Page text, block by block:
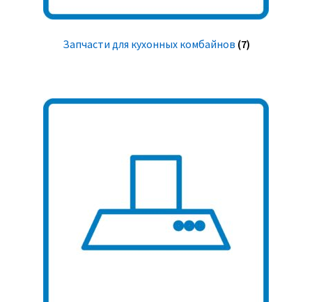
Запчасти для кухонных комбайнов (7)